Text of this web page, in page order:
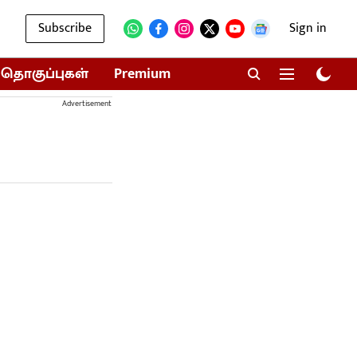
Subscribe Sign in
தொகுப்புகள் Premium
Advertisement